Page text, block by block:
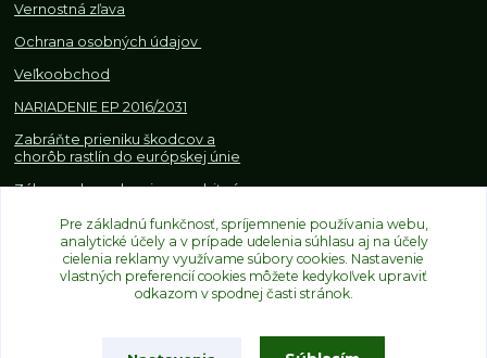
Vernostná zľava
Ochrana osobných údajov
Veľkoobchod
NARIADENIE EP 2016/2031
Zabráňte prieniku škodcov a
chorôb rastlín do európskej únie
Zákazy, obmedzenia a osobitné
obchodovaní s rastlinami
Pre základnú funkčnosť, spríjemnenie používania webu,
analytické účely a v prípade udelenia súhlasu aj na účely
cielenia reklamy využívame súbory cookies. Nastavenie
vlastných preferencií cookies môžete kedykoľvek upraviť
odkazom v spodnej časti stránok.